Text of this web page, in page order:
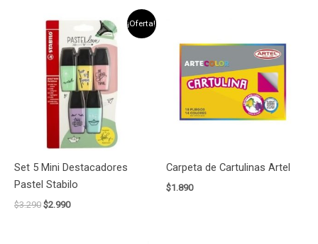
¡Oferta!
Set 5 Mini Destacadores
Pastel Stabilo
$3.290
El
precio
original
era:
$3.290.
$2.990
actual
es:
$2.990.
Carpeta de Cartulinas Artel
$1.890